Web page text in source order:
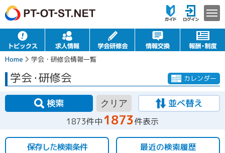
Home 学会・研修会情報一覧
学会・研修会 カレンダー
検索 クリア 並べ替え
1873件中1873件表示
保存した検索条件 最近の検索履歴